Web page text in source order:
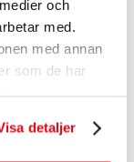
och
med.
med annan
som de har
detaljer
mellan
jag inte har
vi fram även på